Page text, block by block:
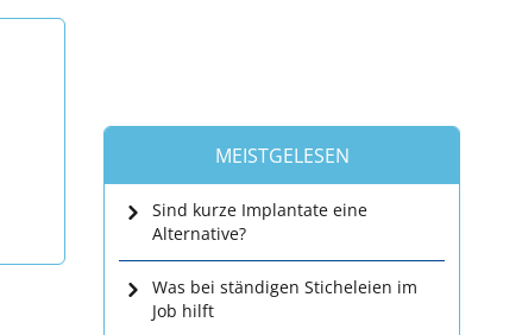
MEISTGELESEN
Sind kurze Implantate eine
Alternative?
Was bei ständigen Sticheleien im
Job hilft